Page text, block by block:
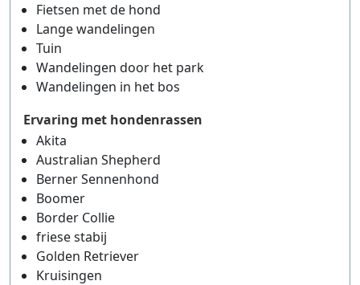
Fietsen met de hond
Lange wandelingen
Tuin
Wandelingen door het park
Wandelingen in het bos
Ervaring met hondenrassen
Akita
Australian Shepherd
Berner Sennenhond
Boomer
Border Collie
friese stabij
Golden Retriever
Kruisingen